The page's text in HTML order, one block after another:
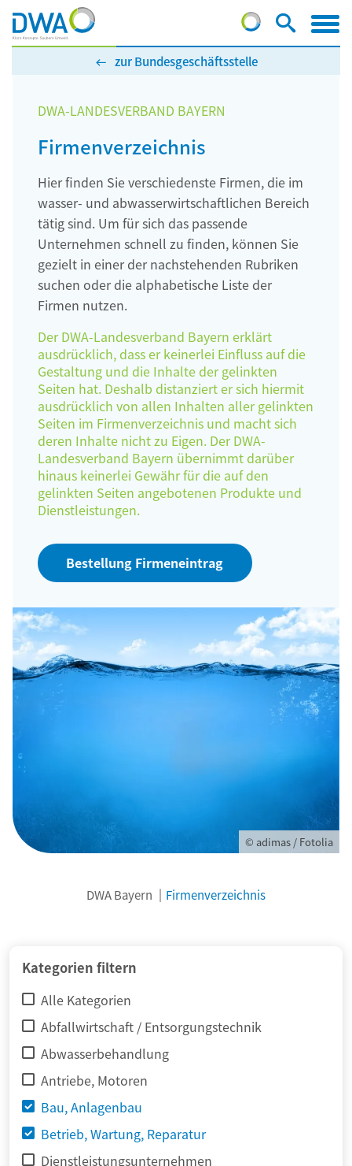
zur Bundesgeschäftsstelle
DWA-LANDESVERBAND BAYERN
Firmenverzeichnis
Hier finden Sie verschiedenste Firmen, die im
wasser- und abwasserwirtschaftlichen Bereich
tätig sind. Um für sich das passende
Unternehmen schnell zu finden, können Sie
gezielt in einer der nachstehenden Rubriken
suchen oder die alphabetische Liste der
Firmen nutzen.
Der DWA-Landesverband Bayern erklärt
ausdrücklich, dass er keinerlei Einfluss auf die
Gestaltung und die Inhalte der gelinkten
Seiten hat. Deshalb distanziert er sich hiermit
ausdrücklich von allen Inhalten aller gelinkten
Seiten im Firmenverzeichnis und macht sich
deren Inhalte nicht zu Eigen. Der DWA-
Landesverband Bayern übernimmt darüber
hinaus keinerlei Gewähr für die auf den
gelinkten Seiten angebotenen Produkte und
Dienstleistungen.
Bestellung Firmeneintrag
© adimas / Fotolia
DWA Bayern Firmenverzeichnis
Kategorien filtern
Alle Kategorien
Abfallwirtschaft / Entsorgungstechnik
Abwasserbehandlung
Antriebe, Motoren
Bau, Anlagenbau
Betrieb, Wartung, Reparatur
Dienstleistungsunternehmen